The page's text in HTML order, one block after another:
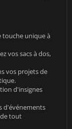
touche unique à
vos sacs à dos,
vos projets de
d'insignes
d'événements
tout